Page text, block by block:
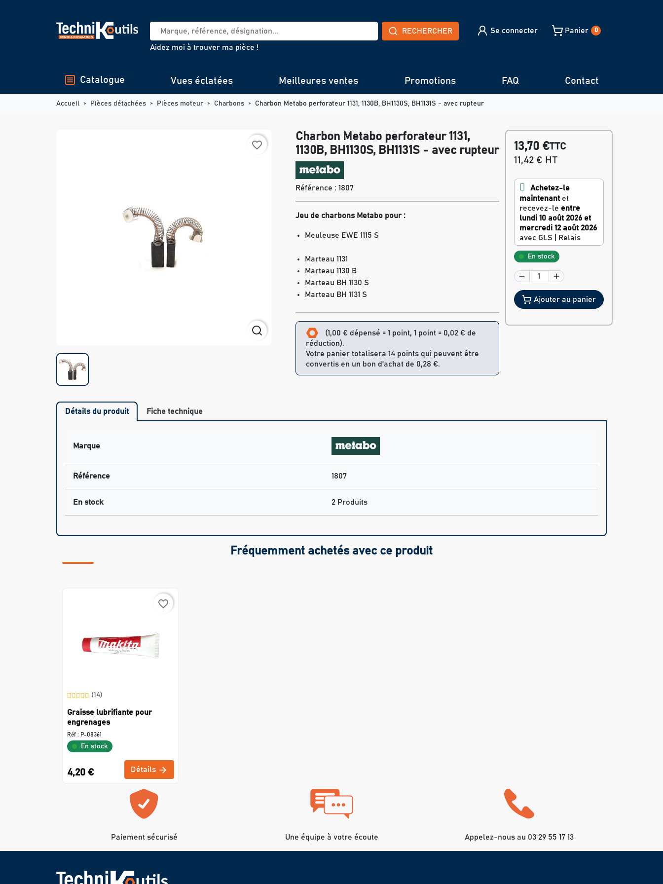
RECHERCHER
Aidez moi à trouver ma pièce !
Se connecter Panier 0
Catalogue Vues éclatées Meilleures ventes Promotions FAQ Contact
Accueil Pièces détachées Pièces moteur Charbons Charbon Metabo perforateur 1131, 1130B, BH1130S, BH1131S - avec rupteur
favorite_border
Charbon Metabo perforateur 1131,
1130B, BH1130S, BH1131S - avec rupteur
Référence : 1807
Jeu de charbons Metabo pour :
Meuleuse EWE 1115 S
Marteau 1131
Marteau 1130 B
Marteau BH 1130 S
Marteau BH 1131 S
(1,00 € dépensé = 1 point, 1 point = 0,02 € de
réduction).
Votre panier totalisera 14 points qui peuvent être
convertis en un bon d'achat de 0,28 €.
13,70 €TTC
11,42 € HT
Achetez-le
maintenantet
recevez-le entre
lundi 10 août 2026 et
mercredi 12 août 2026
avec GLS | Relais
En stock
Ajouter au panier
Détails du produit Fiche technique
Marque
Référence 1807
En stock 2 Produits
Fréquemment achetés avec ce produit
favorite_border
(14)
Graisse lubrifiante pour
engrenages
Réf : P-08361
En stock
4,20 € Détails
Paiement sécurisé Une équipe à votre écoute Appelez-nous au 03 29 55 17 13